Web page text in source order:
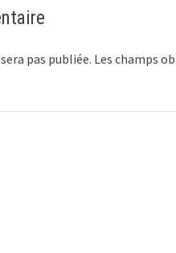
pas publiée. Les champs